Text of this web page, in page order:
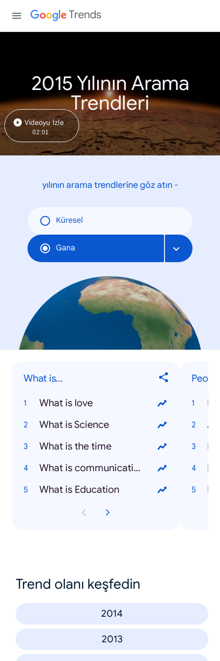
Trends
2015 Yılının Arama
Trendleri
Videoyu İzle
02:01
yılının arama trendlerine göz atın -
Küresel
Gana
What is...
What is love
What is Science
What is the time
What is communication
What is Education
Trend olanı keşfedin
2014
2013